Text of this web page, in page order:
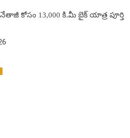
నేతాజీ కోసం 13,000 కి.మీ బైక్ యాత్ర పూర్తి